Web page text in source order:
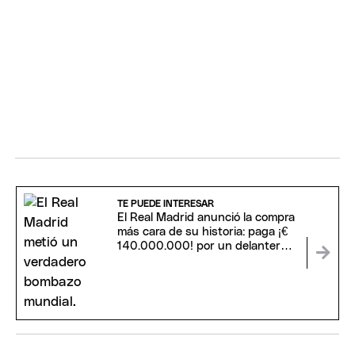
TE PUEDE INTERESAR
El Real Madrid anunció la compra
más cara de su historia: paga ¡€
140.000.000! por un delantero